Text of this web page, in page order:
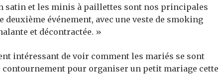
satin et les minis à paillettes sont nos principales
deuxième événement, avec une veste de smoking
et décontractée. »
intéressant de voir comment les mariés se sont
contournement pour organiser un petit mariage cette